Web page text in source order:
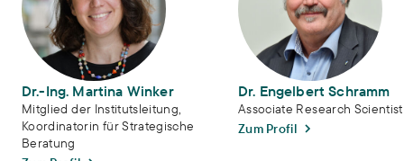
Dr.-Ing. Martina Winker
Mitglied der Institutsleitung,
Koordinatorin für Strategische
Beratung
Dr. Engelbert Schramm
Associate Research Scientist
Zum Profil